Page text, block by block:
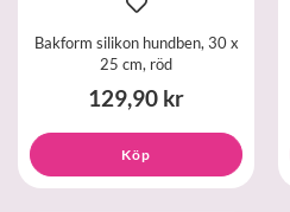
Bakform silikon hundben, 30 x
25 cm, röd
129,90 kr
Köp